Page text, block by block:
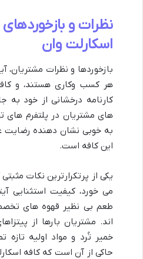
نظرات و
اسکارلت وان
بازخوردها و نظرات
هر کسب وکاری هستند، و
کارنامه درخشانی از خود به
های مشتریان در پلتفرم های
به خوبی نشان دهنده رضایت
این کافه است.
یکی از پرتکرارترین نکات
می خورد، کیفیت استثنایی
طعم بی نظیر قهوه های
اند. مشتریان بارها از
خمیر تُرد و مواد اولیه تازه
حاکی از آن است که کافه